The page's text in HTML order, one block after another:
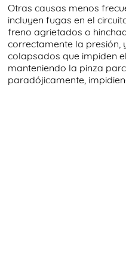
Otras causas menos
incluyen fugas en el
freno agrietados o
correctamente la presión,
colapsados que impiden
manteniendo la pinza
paradójicamente,